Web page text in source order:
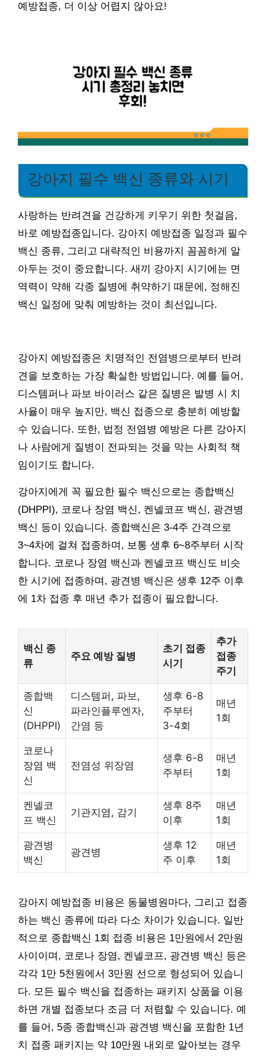
예방접종, 더 이상 어렵지 않아요!
강아지 필수 백신 종류와 시기
사랑하는 반려견을 건강하게 키우기 위한 첫걸음,
바로 예방접종입니다. 강아지 예방접종 일정과 필수
백신 종류, 그리고 대략적인 비용까지 꼼꼼하게 알
아두는 것이 중요합니다. 새끼 강아지 시기에는 면
역력이 약해 각종 질병에 취약하기 때문에, 정해진
백신 일정에 맞춰 예방하는 것이 최선입니다.
강아지 예방접종은 치명적인 전염병으로부터 반려
견을 보호하는 가장 확실한 방법입니다. 예를 들어,
디스템퍼나 파보 바이러스 같은 질병은 발병 시 치
사율이 매우 높지만, 백신 접종으로 충분히 예방할
수 있습니다. 또한, 법정 전염병 예방은 다른 강아지
나 사람에게 질병이 전파되는 것을 막는 사회적 책
임이기도 합니다.
강아지에게 꼭 필요한 필수 백신으로는 종합백신
(DHPPI), 코로나 장염 백신, 켄넬코프 백신, 광견병
백신 등이 있습니다. 종합백신은 3-4주 간격으로
3~4차에 걸쳐 접종하며, 보통 생후 6~8주부터 시작
합니다. 코로나 장염 백신과 켄넬코프 백신도 비슷
한 시기에 접종하며, 광견병 백신은 생후 12주 이후
에 1차 접종 후 매년 추가 접종이 필요합니다.
백신 종
류
주요 예방 질병
초기 접종
시기
추가
접종
주기
종합백
신
(DHPPI)
디스템퍼, 파보,
파라인플루엔자,
간염 등
생후 6-8
주부터
3-4회
매년
1회
코로나
장염 백
신
전염성 위장염
생후 6-8
주부터
매년
1회
켄넬코
프 백신
기관지염, 감기
생후 8주
이후
매년
1회
광견병
백신
광견병
생후 12
주 이후
매년
1회
강아지 예방접종 비용은 동물병원마다, 그리고 접종
하는 백신 종류에 따라 다소 차이가 있습니다. 일반
적으로 종합백신 1회 접종 비용은 1만원에서 2만원
사이이며, 코로나 장염, 켄넬코프, 광견병 백신 등은
각각 1만 5천원에서 3만원 선으로 형성되어 있습니
다. 모든 필수 백신을 접종하는 패키지 상품을 이용
하면 개별 접종보다 조금 더 저렴할 수 있습니다. 예
를 들어, 5종 종합백신과 광견병 백신을 포함한 1년
치 접종 패키지는 약 10만원 내외로 알아보는 경우